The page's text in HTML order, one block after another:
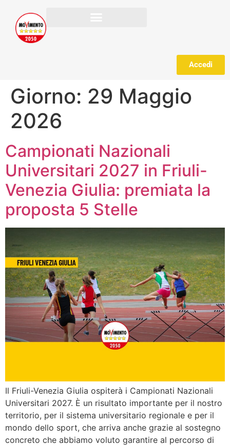
Accedi
Giorno: 29 Maggio
2026
Campionati Nazionali
Universitari 2027 in Friuli-
Venezia Giulia: premiata la
proposta 5 Stelle
Il Friuli-Venezia Giulia ospiterà i Campionati Nazionali
Universitari 2027. È un risultato importante per il nostro
territorio, per il sistema universitario regionale e per il
mondo dello sport, che arriva anche grazie al sostegno
concreto che abbiamo voluto garantire al percorso di